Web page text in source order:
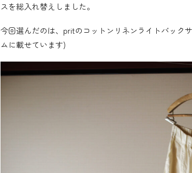
スを総入れ替えしました。
今回選んだのは、pritのコットンリネンライトバック
ムに載せています)